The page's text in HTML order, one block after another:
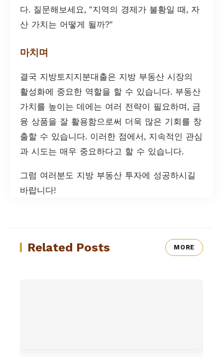
다. 질문해보세요, "지역의 경제가 불황일 때, 자
산 가치는 어떻게 될까?"
마치며
결국 지방토지지분대출은 지방 부동산 시장의
활성화에 중요한 역할을 할 수 있습니다. 부동산
가치를 높이는 데에는 여러 전략이 필요하며, 금
융 상품을 잘 활용함으로써 더욱 많은 기회를 창
출할 수 있습니다. 이러한 점에서, 지속적인 관심
과 시도는 매우 중요하다고 할 수 있습니다.
그럼 여러분도 지방 부동산 투자에 성공하시길
바랍니다!
Related Posts MORE